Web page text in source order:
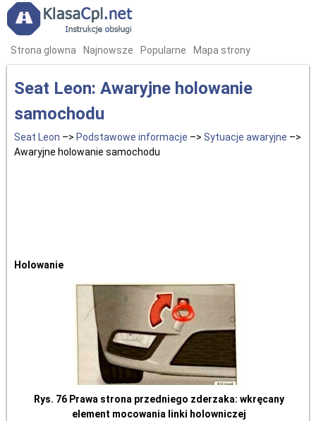
Strona glowna Najnowsze Popularne Mapa strony
Seat Leon: Awaryjne holowanie
samochodu
Seat Leon –> Podstawowe informacje –> Sytuacje awaryjne –>
Awaryjne holowanie samochodu
Holowanie
Rys. 76 Prawa strona przedniego zderzaka: wkręcany
element mocowania linki holowniczej